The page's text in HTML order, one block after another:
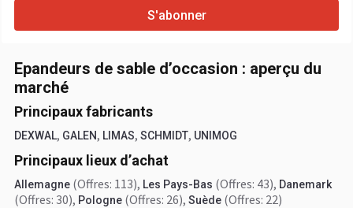
S'abonner
Epandeurs de sable d’occasion : aperçu du
marché
Principaux fabricants
DEXWAL, GALEN, LIMAS, SCHMIDT, UNIMOG
Principaux lieux d’achat
Allemagne (Offres: 113), Les Pays-Bas (Offres: 43), Danemark
(Offres: 30), Pologne (Offres: 26), Suède (Offres: 22)